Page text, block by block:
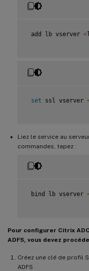
add lb vserver <
set ssl vserver
Liez le service au
commandes, tapez :
bind lb vserver
Pour configurer Citrix
ADFS, vous devez
Créez une clé de profil
ADFS